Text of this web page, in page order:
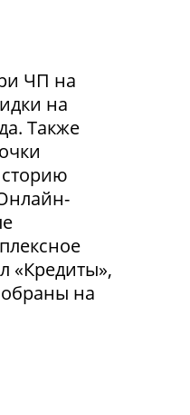
ЧП на
на
Также
«Кредиты»,
на